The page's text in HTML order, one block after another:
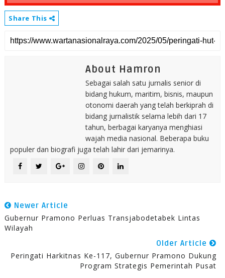
Share This
About Hamron
Sebagai salah satu jurnalis senior di
bidang hukum, maritim, bisnis, maupun
otonomi daerah yang telah berkiprah di
bidang jurnalistik selama lebih dari 17
tahun, berbagai karyanya menghiasi
wajah media nasional. Beberapa buku
populer dan biografi juga telah lahir dari jemarinya.
Newer Article
Gubernur Pramono Perluas Transjabodetabek Lintas
Wilayah
Older Article
Peringati Harkitnas Ke-117, Gubernur Pramono Dukung
Program Strategis Pemerintah Pusat